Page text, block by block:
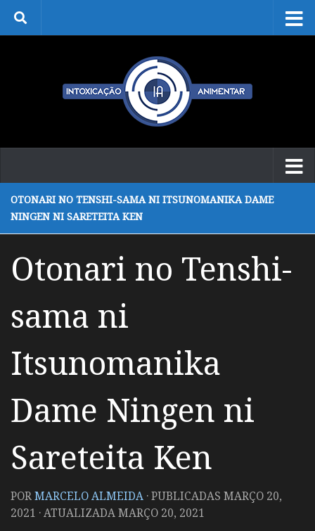
Skip to content
OTONARI NO TENSHI-SAMA NI ITSUNOMANIKA DAME
NINGEN NI SARETEITA KEN
Otonari no Tenshi-
sama ni
Itsunomanika
Dame Ningen ni
Sareteita Ken
PORMARCELO ALMEIDA · PUBLICADAS MARÇO 20,
2021 · ATUALIZADAMARÇO 20, 2021